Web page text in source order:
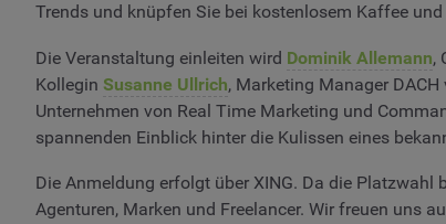
Trends und knüpfen Sie bei kostenlosem Kaffee
Die Veranstaltung einleiten wird Dominik Allemann,
Kollegin Susanne Ullrich, Marketing Manager DACH
Unternehmen von Real Time Marketing und
spannenden Einblick hinter die Kulissen eines
Die Anmeldung erfolgt über XING. Da die
Agenturen, Marken und Freelancer. Wir freuen uns